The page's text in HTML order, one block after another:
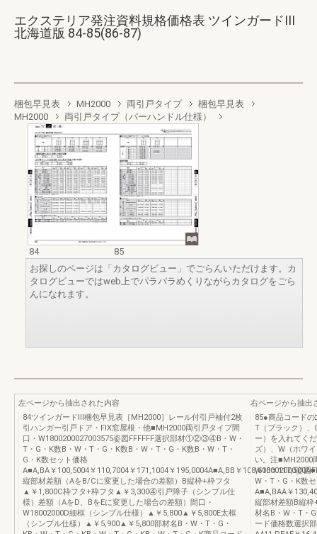
エクステリア発注資料規格価格表 ツインガードIII
北海道版 84-85(86-87)
梱包早見表 MH2000 両引戸タイプ
梱包早見表
MH2000
両引戸タイプ（バーハンドル仕様）
84
85
お探しのページは「カタログビュー」でごらんいただけます。カ
タログビューではweb上でパラパラめくりながらカタログをごら
んになれます。
左ページから抽出された内容
84ツインガードⅢ梱包早見表［MH2000］レール付引戸袖付2枚
引ハンガー引戸ドア・FIX窓屋根・他■MH2000両引戸タイプ間
口・W1800200027003575姿図FFFFFF選択部材①②③④B・W・
T・G・K数B・W・T・G・K数B・W・T・G・K数B・W・T・
G・K数セット価格
A■A,BA￥100,5004￥110,7004￥171,1004￥195,0004A■A,BB￥108,600￥
縦部材差額（AをB/Cに変更した場合の差額）B縦枠+枠フタ
▲￥1,800C枠フタ+枠フタ▲￥3,300④引戸障子（シンプル仕
様）差額（AをD、BをEに変更した場合の差額）間口・
W18002000D細框（シンプル仕様）▲￥5,800▲￥5,800E太框
（シンプル仕様）▲￥5,900▲￥5,800部材名B・W・T・G・
右ページから抽出
85●商品コード
T（ブラック）、
ー）を入れてく
ズ）、W（ホワ
い。注■MH2000
W18002000姿
W・T・G・K数
A■A,BAA￥
縦部材差額B縦
材名B・W・T・
ード価格数選択